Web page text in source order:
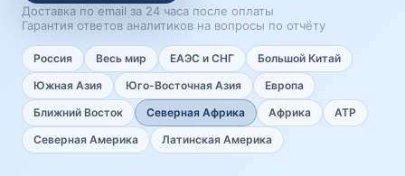
Доставка по email за 24 часа после оплаты
Гарантия ответов аналитиков на вопросы по отчёту
Россия Весь мир ЕАЭС и СНГ
Большой Китай
Южная Азия
Юго-Восточная Азия
Европа
Ближний Восток
Северная Африка Африка
АТР
Северная Америка
Латинская Америка